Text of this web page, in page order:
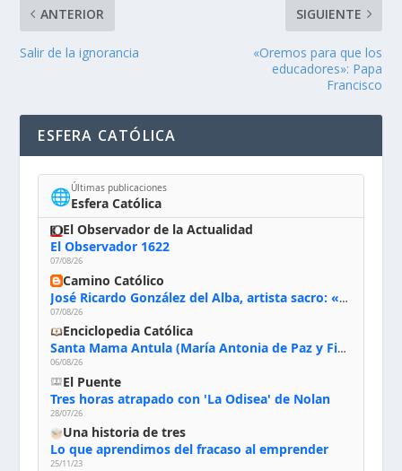
ANTERIOR
Salir de la ignorancia
SIGUIENTE
«Oremos para que los
educadores»: Papa
Francisco
ESFERA CATÓLICA
🌐Últimas publicaciones
Esfera Católica
El Observador de la Actualidad
El Observador 1622
07/08/26
Camino Católico
José Ricardo González del Alba, artista sacro: «Yo oro, hablo con Dios, le pido al Espíritu Santo su inspiración y siempre pinto rezando el rosario para que sea Él quien actúe a través de mis manos»
07/08/26
Enciclopedia Católica
Santa Mama Antula (María Antonia de Paz y Figueroa)
06/08/26
El Puente
Tres horas atrapado con 'La Odisea' de Nolan
28/07/26
Una historia de tres
Lo que aprendimos del fracaso al emprender
25/11/23